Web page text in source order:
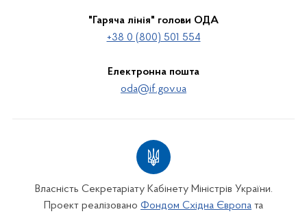
"Гаряча лінія" голови ОДА
+38 0 (800) 501 554
Електронна пошта
oda@if.gov.ua
Власність Секретаріату Кабінету Міністрів України.
Проект реалізовано Фондом Східна Європа та